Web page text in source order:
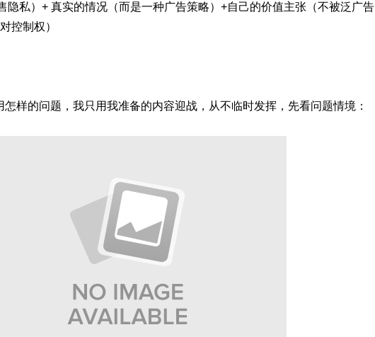
隐私）+ 真实的情况（而是一种广告策略）+自己的价值主张（不被泛广告
控制权）
怎样的问题，我只用我准备的内容迎战，从不临时发挥，先看问题情境：